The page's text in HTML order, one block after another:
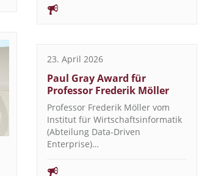
23. April 2026
Paul Gray Award für
Professor Frederik Möller
Professor Frederik Möller vom
Institut für Wirtschaftsinformatik
(Abteilung Data-Driven
Enterprise)…